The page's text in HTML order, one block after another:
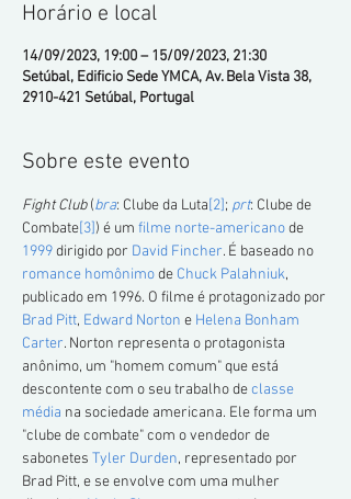
Horário e local
14/09/2023, 19:00 – 15/09/2023, 21:30
Setúbal, Edificio Sede YMCA, Av. Bela Vista 38,
2910-421 Setúbal, Portugal
Sobre este evento
Fight Club (bra: Clube da Luta[2]; prt: Clube de
Combate[3]) é um filme norte-americano de
1999 dirigido por David Fincher. É baseado no
romance homônimo de Chuck Palahniuk,
publicado em 1996. O filme é protagonizado por
Brad Pitt, Edward Norton e Helena Bonham
Carter. Norton representa o protagonista
anônimo, um "homem comum" que está
descontente com o seu trabalho de classe
média na sociedade americana. Ele forma um
"clube de combate" com o vendedor de
sabonetes Tyler Durden, representado por
Brad Pitt, e se envolve com uma mulher